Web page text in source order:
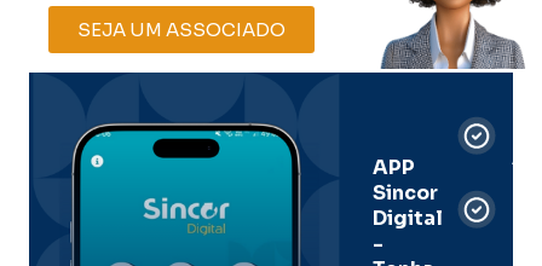
SEJA UM ASSOCIADO
APP
Sincor
Digital
-